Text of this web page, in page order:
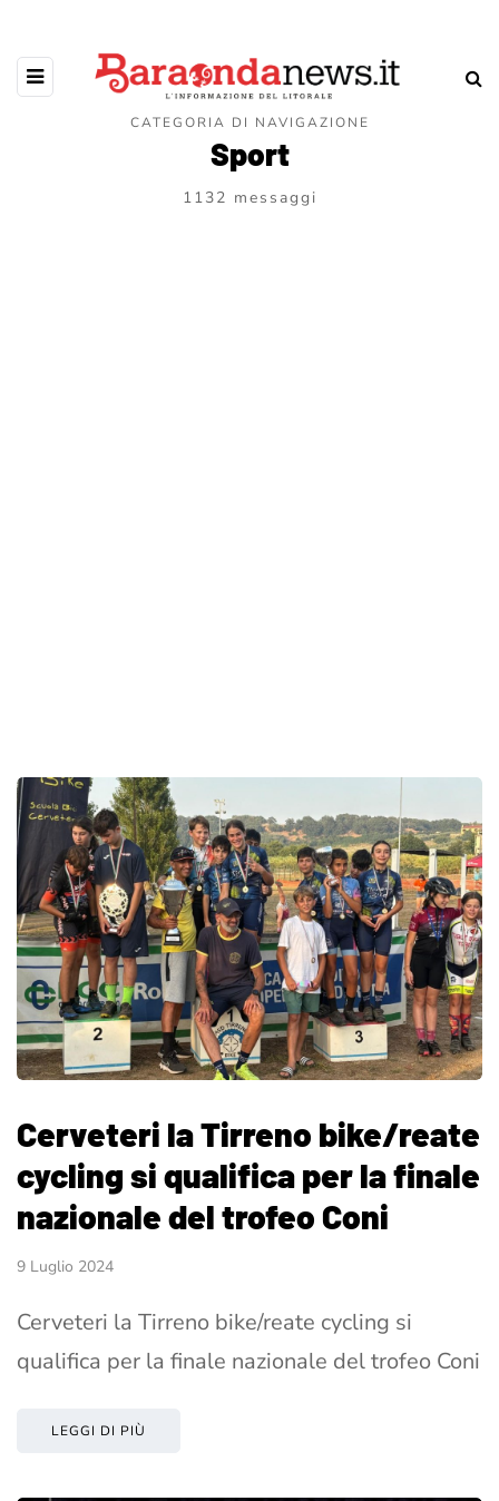
CATEGORIA DI NAVIGAZIONE
Sport
1132 messaggi
Cerveteri la Tirreno bike/reate
cycling si qualifica per la finale
nazionale del trofeo Coni
9 Luglio 2024
Cerveteri la Tirreno bike/reate cycling si
qualifica per la finale nazionale del trofeo Coni
LEGGI DI PIÙ